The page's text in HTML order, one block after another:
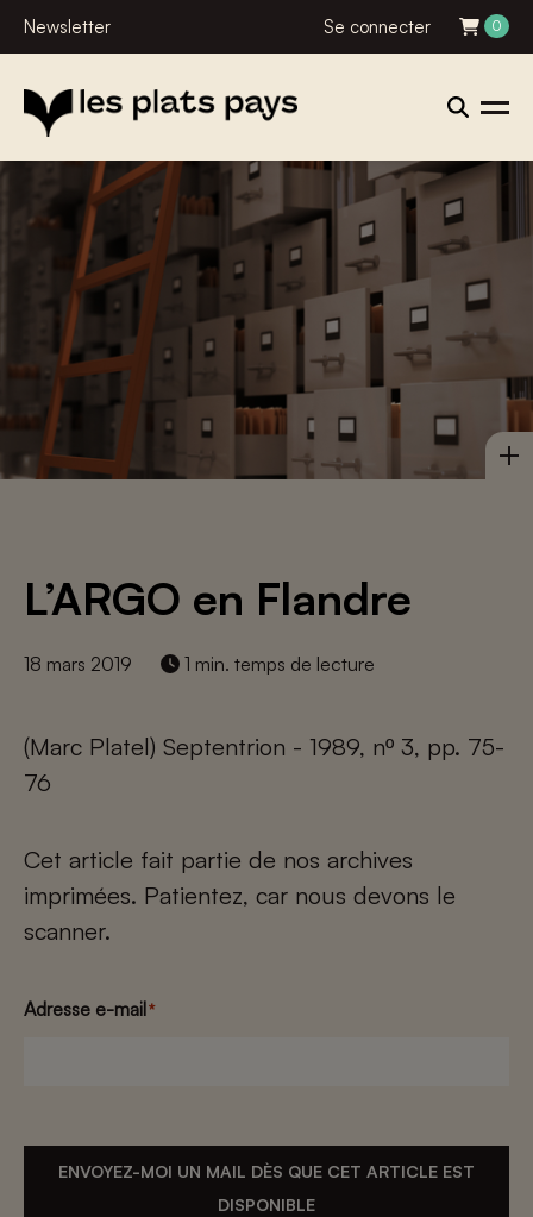
Newsletter Se connecter 0
L’ARGO en Flandre
18 mars 2019 1 min. temps de lecture
(Marc Platel) Septentrion - 1989, nº 3, pp. 75-
76
Cet article fait partie de nos archives
imprimées. Patientez, car nous devons le
scanner.
Adresse e-mail*
ENVOYEZ-MOI UN MAIL DÈS QUE CET ARTICLE EST
DISPONIBLE